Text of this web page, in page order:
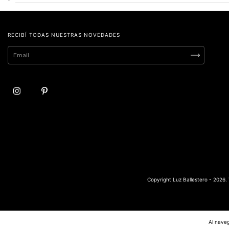
Al
RECIBÍ TODAS NUESTRAS NOVEDADES
Copyright Luz Ballestero - 2026.